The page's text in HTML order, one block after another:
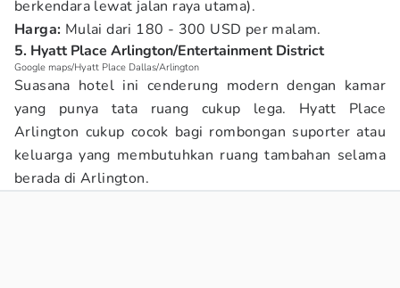
berkendara lewat jalan raya utama).
Harga: Mulai dari 180 - 300 USD per malam.
5. Hyatt Place Arlington/Entertainment District
Google maps/Hyatt Place Dallas/Arlington
Suasana hotel ini cenderung modern dengan kamar
yang punya tata ruang cukup lega. Hyatt Place
Arlington cukup cocok bagi rombongan suporter atau
keluarga yang membutuhkan ruang tambahan selama
berada di Arlington.